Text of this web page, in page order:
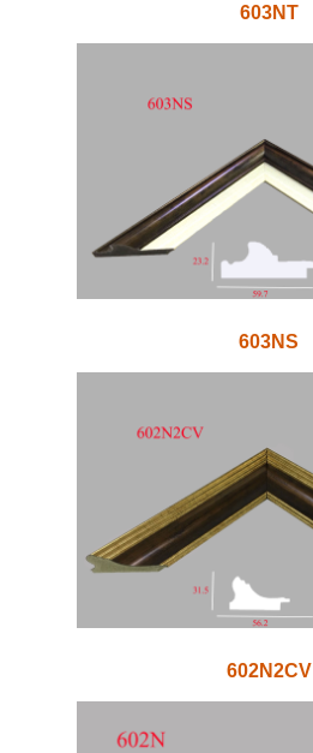
603NT
603NS
602N2CV